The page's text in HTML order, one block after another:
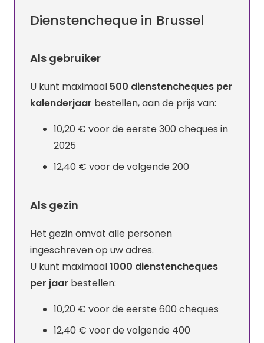
Dienstencheque in Brussel
Als gebruiker
U kunt maximaal 500 dienstencheques per
kalenderjaar bestellen, aan de prijs van:
10,20 € voor de eerste 300 cheques in
2025
12,40 € voor de volgende 200
Als gezin
Het gezin omvat alle personen
ingeschreven op uw adres.
U kunt maximaal1000 dienstencheques
per jaar bestellen:
10,20 € voor de eerste 600 cheques
12,40 € voor de volgende 400